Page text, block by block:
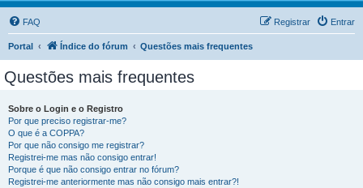
FAQ Entrar
Registrar
Portal Índice do fórum Questões mais frequentes
Questões mais frequentes
Sobre o Login e o Registro
Por que preciso registrar-me?
O que é a COPPA?
Por que não consigo me registrar?
Registrei-me mas não consigo entrar!
Porque é que não consigo entrar no fórum?
Registrei-me anteriormente mas não consigo mais entrar?!